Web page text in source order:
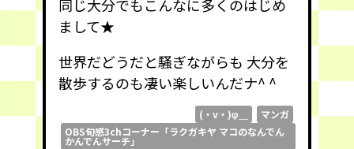
同じ大分でもこんなに多くのはじめ
まして★
世界だどうだと騒ぎながらも 大分を
散歩するのも凄い楽しいんだナ^ ^
(・v・)φ＿
マンガ
OBS旬感3chコーナー「ラクガキヤ マコのなんでん
かんでんサーチ」